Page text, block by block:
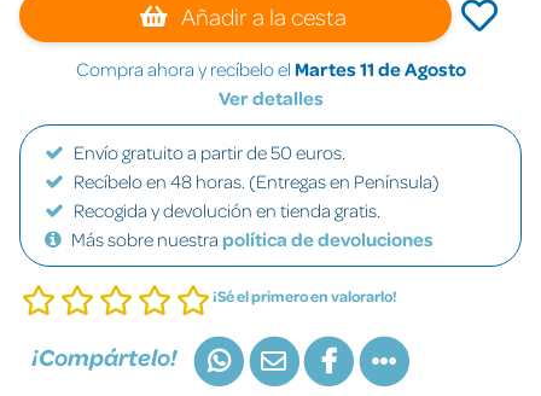
Añadir a la cesta
Compra ahora y recíbelo el Martes 11 de Agosto
Ver detalles
Envío gratuito a partir de 50 euros.
Recíbelo en 48 horas. (Entregas en Península)
Recogida y devolución en tienda gratis.
Más sobre nuestra política de devoluciones
¡Sé el primero en valorarlo!
¡Compártelo!